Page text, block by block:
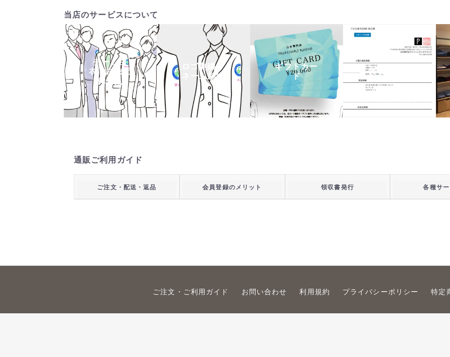
当店のサービスについて
チーム白
衣・白衣団
体購入
ロゴ刺繍・
ネーム刺繍
ギフトカー
ド
領収書発行
通販ご利用ガイド
ご注文・配送・返品 会員登録のメリット 領収書発行 各種サ
ご注文・ご利用ガイド お問い合わせ 利用規約 プライバシーポリシー 特定